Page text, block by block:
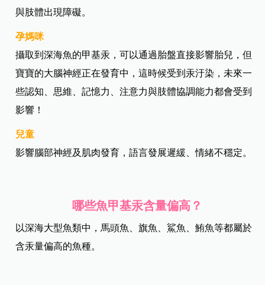
與肢體出現障礙。
孕媽咪
攝取到深海魚的甲基汞，可以通過胎盤直接影響胎兒，但
寶寶的大腦神經正在發育中，這時候受到汞汙染，未來一
些認知、思維、記憶力、注意力與肢體協調能力都會受到
影響！
兒童
影響腦部神經及肌肉發育，語言發展遲緩、情緒不穩定。
哪些魚甲基汞含量偏高？
以深海大型魚類中，馬頭魚、旗魚、鯊魚、鮪魚等都屬於
含汞量偏高的魚種。